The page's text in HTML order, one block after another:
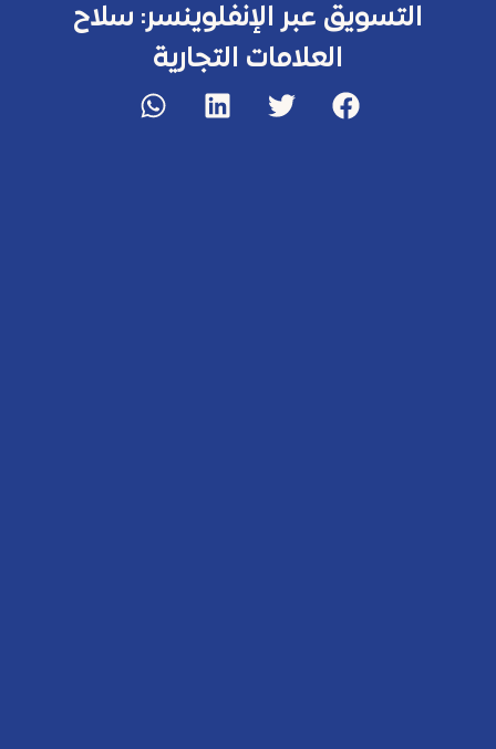
التسويق عبر الإنفلوينسر: سلاح
العلامات التجارية